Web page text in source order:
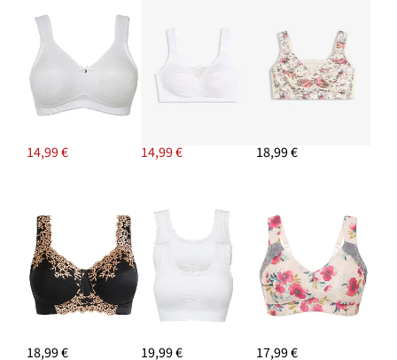
14,99 € 14,99 € 18,99 €
18,99 € 19,99 € 17,99 €